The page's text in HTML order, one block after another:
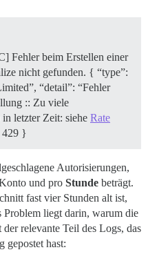
ca.cer
UTC] Einzigartige
UTC] Abrufen des
AM UTC] Fehler beim
einer neuen
AM UTC] Bitte
UTC] Installation des
ca.cer
ca.cer
0s
"/shared/ssl/
Fehler beim Erstellen einer
nicht gefunden. { “type”:
“detail”: “Fehler
:: Zu viele
letzter Zeit: siehe Rate
429 }
Autorisierungen,
und pro Stunde beträgt.
fast vier Stunden alt ist,
Problem liegt darin, warum die
relevante Teil des Logs, das
gepostet hast: